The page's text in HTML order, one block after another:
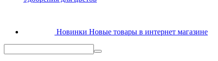
Новинки Новые товары в интернет магазине